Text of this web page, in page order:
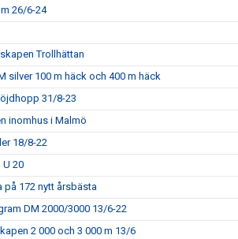
26/6-24
Trollhättan
silver 100 m häck och 400 m häck
31/8-23
inomhus i Malmö
18/8-22
20
på 172 nytt årsbästa
DM 2000/3000 13/6-22
2 000 och 3 000 m 13/6